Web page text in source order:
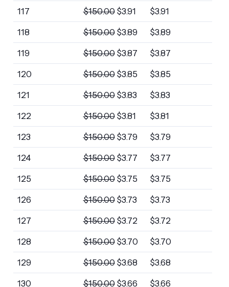
117 $150.00 $3.91 $3.91
118 $150.00 $3.89 $3.89
119 $150.00 $3.87 $3.87
120 $150.00 $3.85 $3.85
121 $150.00 $3.83 $3.83
122 $150.00 $3.81 $3.81
123 $150.00 $3.79 $3.79
124 $150.00 $3.77 $3.77
125 $150.00 $3.75 $3.75
126 $150.00 $3.73 $3.73
127 $150.00 $3.72 $3.72
128 $150.00 $3.70 $3.70
129 $150.00 $3.68 $3.68
130 $150.00 $3.66 $3.66